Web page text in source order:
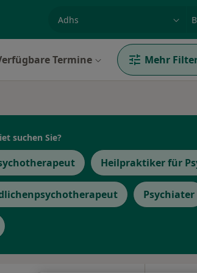
Termine Mehr
suchen Sie?
Heilpraktiker für
Psychiater